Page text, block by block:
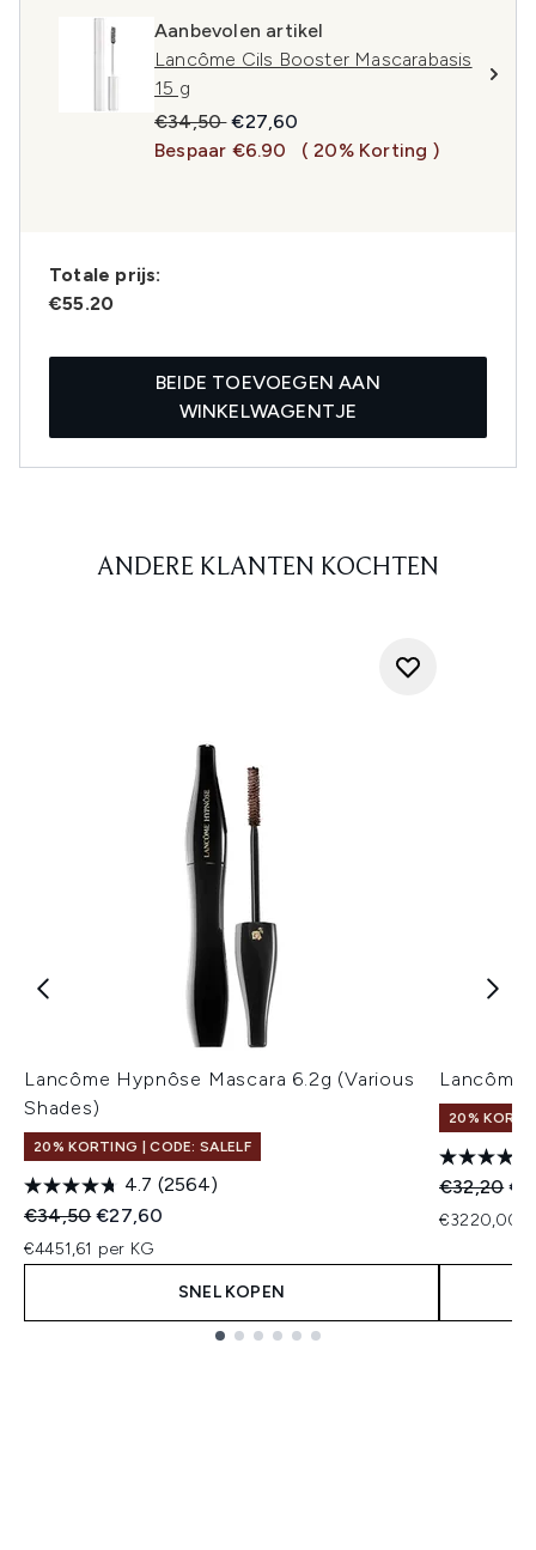
Aanbevolen artikel
Lancôme Cils Booster Mascarabasis
15 g
Recommended Retail Price:
€34,50Huidige prijs:
€27,60
Bespaar €6.90
( 20% Korting )
Totale prijs:
€55.20
BEIDE TOEVOEGEN AAN
WINKELWAGENTJE
ANDERE KLANTEN KOCHTEN
Lancôme Hypnôse Mascara 6.2g (Various
Shades)
20% KORTING | CODE: SALELF
4.7 (2564)
Recommended Retail Price:
€34,50Huidige prijs:
€27,60
€4451,61 per KG
SNEL KOPEN
Lancôme
20%
€32,20
€3220,00